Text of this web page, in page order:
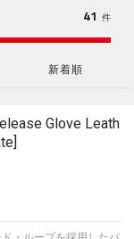
新着順
41 件
Glove Leath